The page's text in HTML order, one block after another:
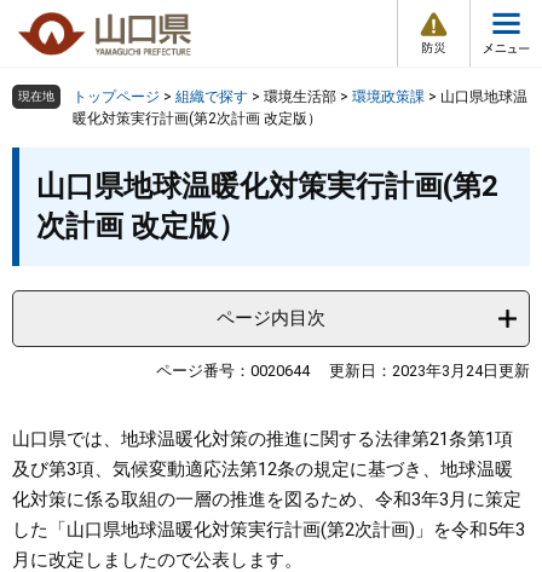
の
頭
ー
飛
情
報
メ
ュ
組織で探す
教育・文化・スポーツ
しごと・産業・観光
検索の仕方 組織で探す サイトマップで探す
現在地 トップページ > 組織で探す > 環境生活部 > 環境政策課 > 山口県地球温
暖化対策実行計画(第2次計画 改定版）
山口県地球温暖化対策実行計画(第2
次計画 改定版）
ページ内目次
ページ番号：0020644 更新日：2023年3月24日更新
山口県では、地球温暖化対策の推進に関する法律第21条第1項
及び第3項、気候変動適応法第12条の規定に基づき、地球温暖
化対策に係る取組の一層の推進を図るため、令和3年3月に策定
した「山口県地球温暖化対策実行計画(第2次計画)」を令和5年3
月に改定しましたので公表します。